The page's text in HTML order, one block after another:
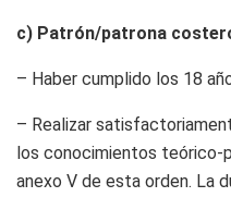
c) Patrón/patrona
– Haber cumplido los 18
– Realizar
los conocimientos
anexo V de esta orden. La